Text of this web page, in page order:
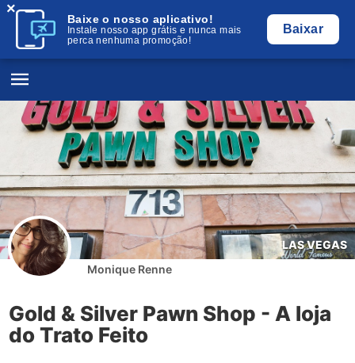
Baixe o nosso aplicativo!
Instale nosso app grátis e nunca mais
perca nenhuma promoção!
Baixar
×
LAS VEGAS
Monique Renne
Gold & Silver Pawn Shop - A loja
do Trato Feito